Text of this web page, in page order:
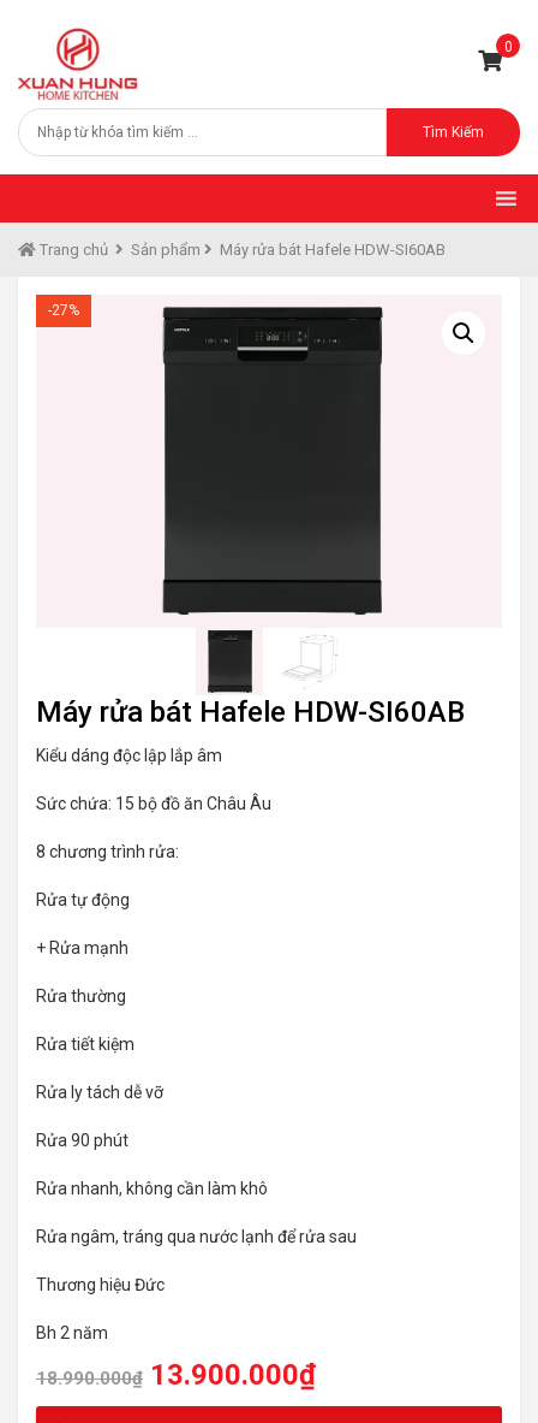
0
Tìm Kiếm
Trang chủ Sản phẩm Máy rửa bát Hafele HDW-SI60AB
-27%
Máy rửa bát Hafele HDW-SI60AB
Kiểu dáng độc lập lắp âm
Sức chứa: 15 bộ đồ ăn Châu Âu
8 chương trình rửa:
Rửa tự động
+ Rửa mạnh
Rửa thường
Rửa tiết kiệm
Rửa ly tách dễ vỡ
Rửa 90 phút
Rửa nhanh, không cần làm khô
Rửa ngâm, tráng qua nước lạnh để rửa sau
Thương hiệu Đức
Bh 2 năm
18.990.000₫ 13.900.000₫